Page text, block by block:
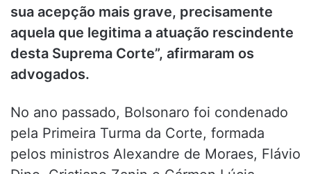
sua acepção mais grave, precisamente
aquela que legitima a atuação rescindente
desta Suprema Corte”, afirmaram os
advogados.
No ano passado, Bolsonaro foi condenado
pela Primeira Turma da Corte, formada
pelos ministros Alexandre de Moraes, Flávio